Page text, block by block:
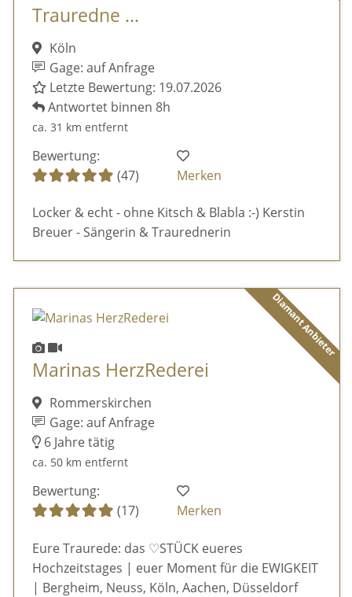
Trauredne ...
Köln
Gage: auf Anfrage
Letzte Bewertung: 19.07.2026
Antwortet binnen 8h
ca. 31 km entfernt
Bewertung:
(47)
Merken
Locker & echt - ohne Kitsch & Blabla :-) Kerstin
Breuer - Sängerin & Traurednerin
Diamant Anbieter
Marinas HerzRederei
Rommerskirchen
Gage: auf Anfrage
6 Jahre tätig
ca. 50 km entfernt
Bewertung:
(17)
Merken
Eure Traurede: das ♡STÜCK eueres
Hochzeitstages | euer Moment für die EWIGKEIT
| Bergheim, Neuss, Köln, Aachen, Düsseldorf